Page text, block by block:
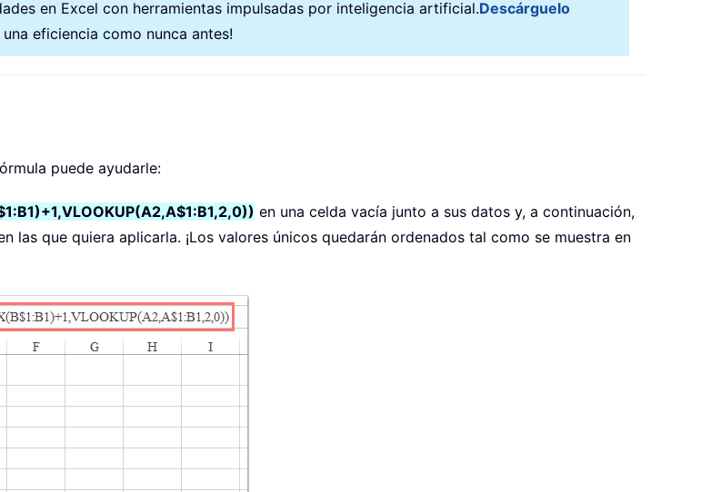
en Excel con herramientas impulsadas por inteligencia artificial.Descárguelo
una eficiencia como nunca antes!
puede ayudarle:
en una celda vacía junto a sus datos y, a continuación,
las que quiera aplicarla. ¡Los valores únicos quedarán ordenados tal como se muestra en